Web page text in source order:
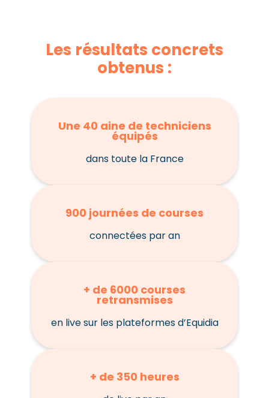
Les résultats concrets
obtenus :
Une 40 aine de techniciens
équipés
dans toute la France
900 journées de courses
connectées par an
+ de 6000 courses
retransmises
en live sur les plateformes d’Equidia
+ de 350 heures